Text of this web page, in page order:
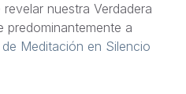
nuestra Verdadera
predominantemente a
Meditación en Silencio